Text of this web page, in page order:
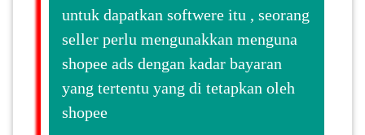
untuk dapatkan softwere itu , seorang
seller perlu mengunakkan menguna
shopee ads dengan kadar bayaran
yang tertentu yang di tetapkan oleh
shopee
JOHOR(8)
MELAKA(53)